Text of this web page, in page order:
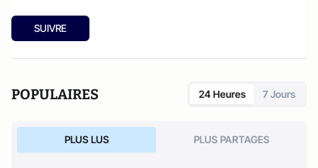
SUIVRE
POPULAIRES 24 Heures 7 Jours
PLUS LUS PLUS PARTAGES